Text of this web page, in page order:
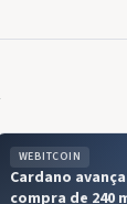
WEBITCOIN
Cardano
compra de 240